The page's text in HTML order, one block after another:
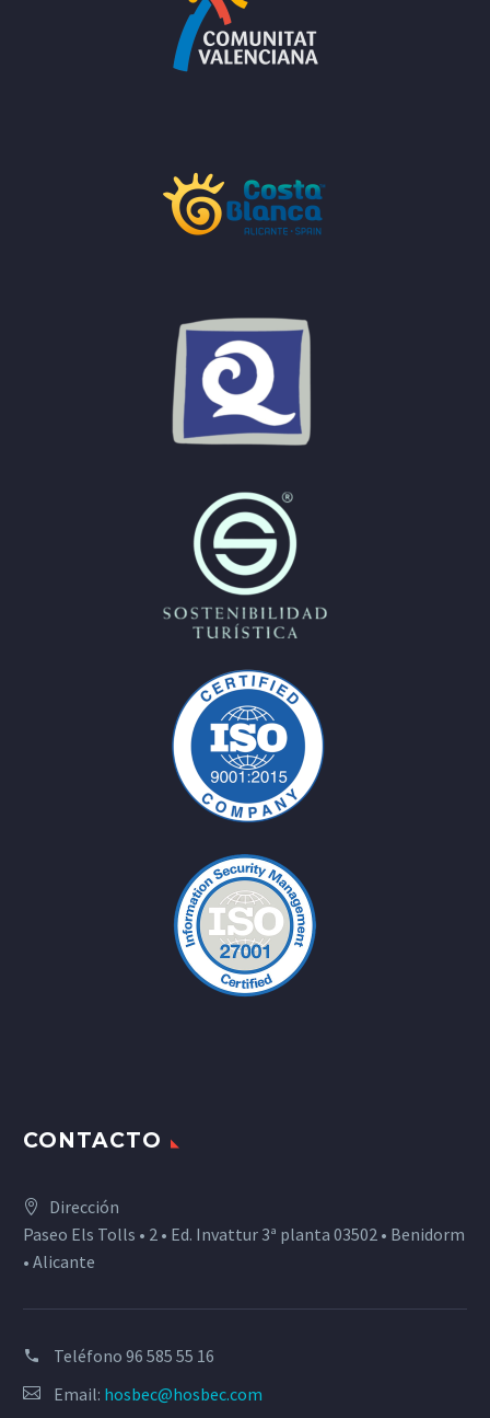
CONTACTO
Dirección
Paseo Els Tolls • 2 • Ed. Invattur 3ª planta 03502 • Benidorm
• Alicante
Teléfono 96 585 55 16
Email: hosbec@hosbec.com